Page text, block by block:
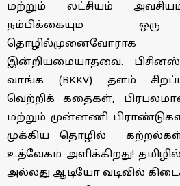
மற்றும்
லட்சியம்
நம்பிக்கையும்
ஒரு
தொழில்முனைவோராக
இன்றியமையாதவை. பிசினஸ்
வாங்க (BKKV) தளம்
வெற்றிக்
கதைகள்,
மற்றும் முன்னணி
முக்கிய
தொழில்
உத்வேகம் அளிக்கிறது! தமிழில்
அல்லது ஆடியோ வடிவில்